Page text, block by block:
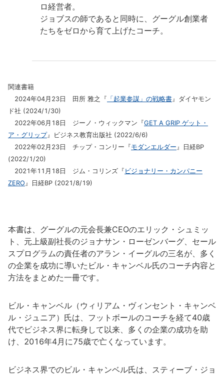
ロ経営者。
ジョブスの師であると同時に、グーグル創業者
たちをゼロから育て上げたコーチ。
関連書籍
2024年04月23日 田所 雅之『 「起業参謀」の戦略書』ダイヤモン
ド社 (2024/1/30)
2022年06月18日 ジーノ・ウィックマン『GET A GRIP ゲット・
ア・グリップ』ビジネス教育出版社 (2022/6/6)
2022年02月23日 チップ・コンリー『モダンエルダー』日経BP
(2022/1/20)
2021年11月18日 ジム・コリンズ『 ビジョナリー・カンパニー
ZERO』日経BP (2021/8/19)
本書は、グーグルの元会長兼CEOのエリック・シュミッ
ト、元上級副社長のジョナサン・ローゼンバーグ、セール
スプログラムの責任者のアラン・イーグルの三名が、多く
の企業を成功に導いたビル・キャンベル氏のコーチ内容と
方法をまとめた一冊です。
ビル・キャンベル（ウィリアム・ヴィンセント・キャンベ
ル・ジュニア）氏は、フットボールのコーチを経て40歳
代でビジネス界に転身して以来、多くの企業の成功を助
け、2016年4月に75歳で亡くなっています。
ビジネス界でのビル・キャンベル氏は、スティーブ・ジョ